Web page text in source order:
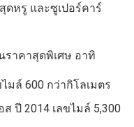
ดหรู และซูเปอร์คาร์
ราคาสุดพิเศษ อาทิ
มล์ 600 กว่ากิโลเมตร
ปี 2014 เลขไมล์ 5,300